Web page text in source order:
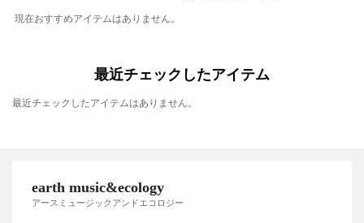
現在おすすめアイテムはありません。
最近チェックしたアイテム
最近チェックしたアイテムはありません。
earth music&ecology
アースミュージックアンドエコロジー